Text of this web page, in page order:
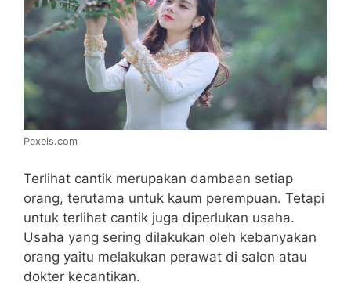
Pexels.com
Terlihat cantik merupakan dambaan setiap
orang, terutama untuk kaum perempuan. Tetapi
untuk terlihat cantik juga diperlukan usaha.
Usaha yang sering dilakukan oleh kebanyakan
orang yaitu melakukan perawat di salon atau
dokter kecantikan.